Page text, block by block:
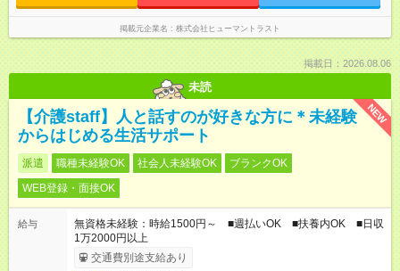
掲載元企業名 株式会社ヒューマントラスト
掲載日：2026.08.06
未読
NEW
【介護staff】人と話すのが好きな方に＊未経験
からはじめる生活サポート
派遣 職種未経験OK 社会人未経験OK
ブランクOK
WEB登録・面接OK
給与
無資格未経験：時給1500円～ ■週払いOK ■扶養内OK ■日収
1万2000円以上
交通費別途支給あり